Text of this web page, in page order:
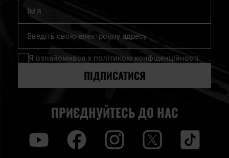
Підпишіться
нашу
розсилку
Я ознайомився з політикою конфіденційності
ПІДПИСАТИСЯ
ПРИЄДНУЙТЕСЬ ДО НАС